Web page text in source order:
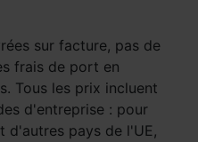
sur facture, pas de
frais de port en
Tous les prix incluent
d'entreprise : pour
d'autres pays de l'UE,